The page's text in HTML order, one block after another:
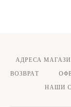
АДРЕСА
ВОЗВРАТ
НАШИ